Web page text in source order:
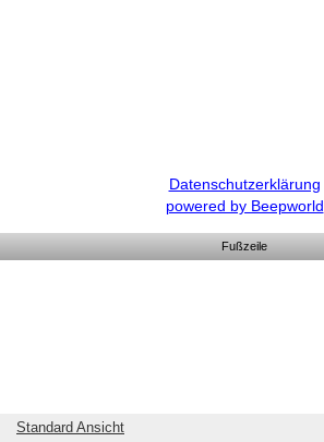
Datenschutzerklärung
powered by Beepworld
Fußzeile
Standard Ansicht